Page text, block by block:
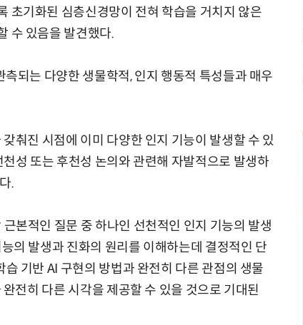
초기화된 심층신경망이 전혀 학습을 거치지 않은
수 있음을 발견했다.
되는 다양한 생물학적, 인지 행동적 특성들과 매우
춰진 시점에 이미 다양한 인지 기능이 발생할 수 있
성 또는 후천성 논의와 관련해 자발적으로 발생하
.
본적인 질문 중 하나인 선천적인 인지 기능의 발생
의 발생과 진화의 원리를 이해하는데 결정적인 단
기반 AI 구현의 방법과 완전히 다른 관점의 생물
전히 다른 시각을 제공할 수 있을 것으로 기대된